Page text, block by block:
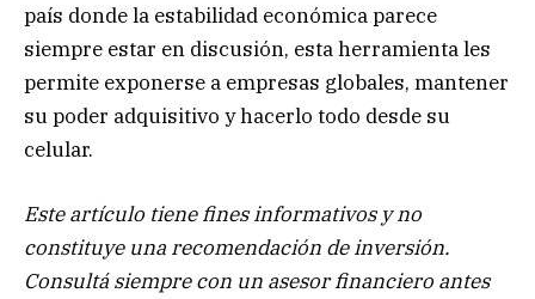
país donde la estabilidad económica parece
siempre estar en discusión, esta herramienta les
permite exponerse a empresas globales, mantener
su poder adquisitivo y hacerlo todo desde su
celular.
Este artículo tiene fines informativos y no
constituye una recomendación de inversión.
Consultá siempre con un asesor financiero antes